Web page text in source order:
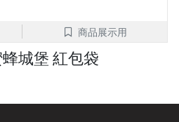
商品展示用
城堡 紅包袋